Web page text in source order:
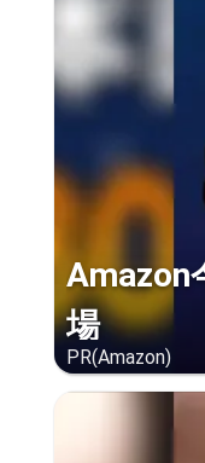
Amazon
場
PR(Amazon)